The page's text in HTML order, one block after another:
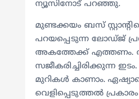
ന്യൂസിനോട് പറഞ്ഞു.
മുണ്ടക്കയം ബസ്
പറയപ്പെടുന്ന ലോഡ്ജ്
അകത്തേക്ക് എത്തണം.
സജീകരിച്ചിരിക്കുന്ന
മുറികൾ കാണാം.
വെളിപ്പെടുത്തൽ